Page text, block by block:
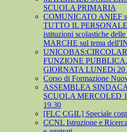
SCUOLA PRIMARIA
COMUNICATO ANIEF
TUTTO IL
istituzioni scolastiche
MARCHE sul tema
FUNZIONE
GIORNATA LUNEDi 20
Corso di Formazione
ASSEMBLEA
SCUOLA MERCOLED
19.30
[FLC CGIL] Speciale
CCNL Istruzione e